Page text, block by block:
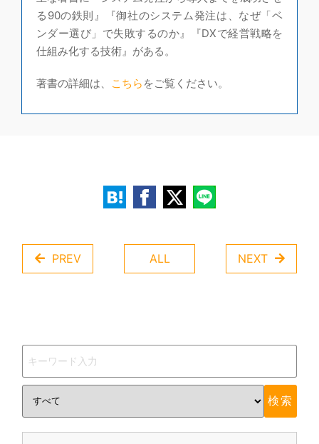
る90の鉄則』『御社のシステム発注は、なぜ「ベ
ンダー選び」で失敗するのか』『DXで経営戦略を
仕組み化する技術』がある。
著書の詳細は、 こちら をご覧ください。
PREV ALL NEXT